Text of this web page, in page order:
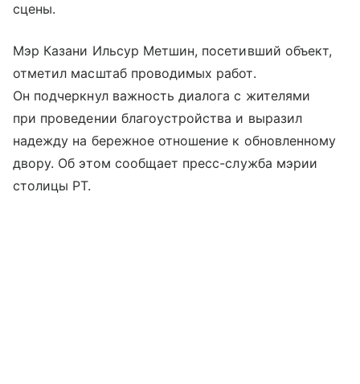
сцены.
Мэр Казани Ильсур Метшин, посетивший объект,
отметил масштаб проводимых работ.
Он подчеркнул важность диалога с жителями
при проведении благоустройства и выразил
надежду на бережное отношение к обновленному
двору. Об этом сообщает пресс-служба мэрии
столицы РТ.